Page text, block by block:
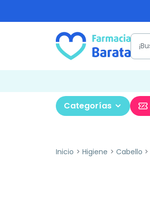
Categorías
Inicio Higiene Cabello